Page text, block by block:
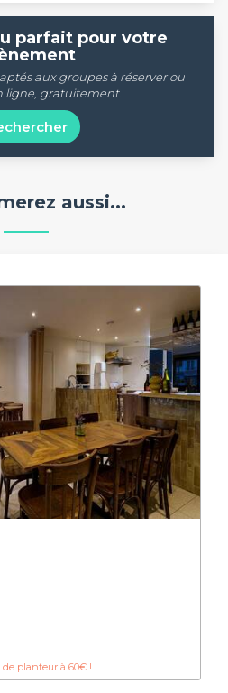
parfait pour votre
aux groupes à réserver ou
ligne, gratuitement.
aussi...
de planteur à 60€ !